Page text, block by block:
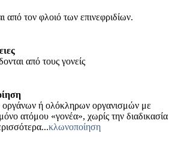
από τον φλοιό των επινεφριδίων.
από τους γονείς
ή ολόκληρων οργανισμών με
ατόμου «γονέα», χωρίς την διαδικασία
κλωνοποίηση